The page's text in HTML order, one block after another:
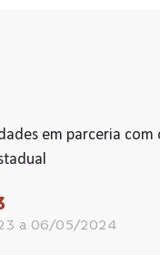
em parceria com
a 06/05/2024